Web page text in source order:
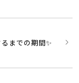
までの期間✨